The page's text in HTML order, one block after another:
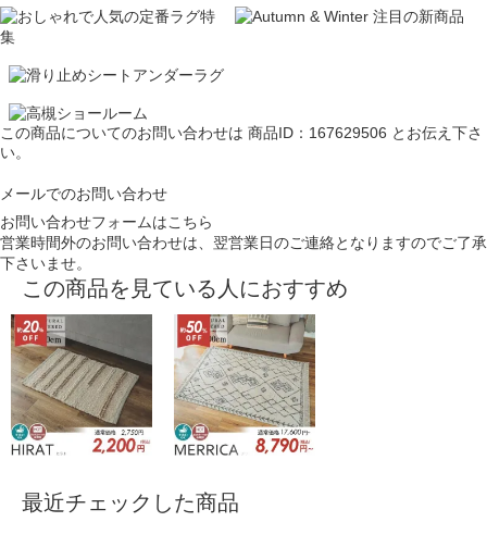
この商品についてのお問い合わせは 商品ID：167629506 とお伝え下さ
い。
メールでのお問い合わせ
お問い合わせフォームはこちら
営業時間外のお問い合わせは、翌営業日のご連絡となりますのでご了承
下さいませ。
この商品を見ている人におすすめ
最近チェックした商品